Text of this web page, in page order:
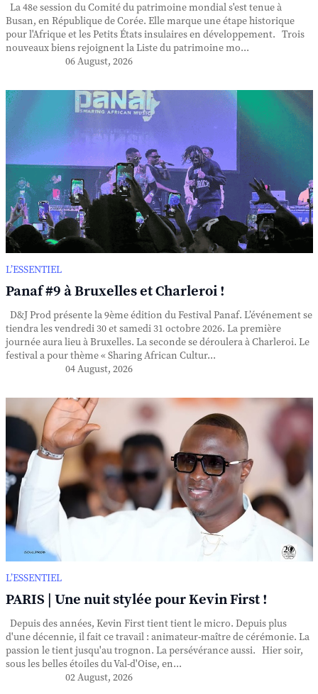
La 48e session du Comité du patrimoine mondial s'est tenue à
Busan, en République de Corée. Elle marque une étape historique
pour l'Afrique et les Petits États insulaires en développement. Trois
nouveaux biens rejoignent la Liste du patrimoine mo...
06 August, 2026
L’ESSENTIEL
Panaf #9 à Bruxelles et Charleroi !
D&J Prod présente la 9ème édition du Festival Panaf. L’événement se
tiendra les vendredi 30 et samedi 31 octobre 2026. La première
journée aura lieu à Bruxelles. La seconde se déroulera à Charleroi. Le
festival a pour thème « Sharing African Cultur...
04 August, 2026
L’ESSENTIEL
PARIS | Une nuit stylée pour Kevin First !
Depuis des années, Kevin First tient tient le micro. Depuis plus
d'une décennie, il fait ce travail : animateur-maître de cérémonie. La
passion le tient jusqu'au trognon. La persévérance aussi. Hier soir,
sous les belles étoiles du Val-d'Oise, en...
02 August, 2026